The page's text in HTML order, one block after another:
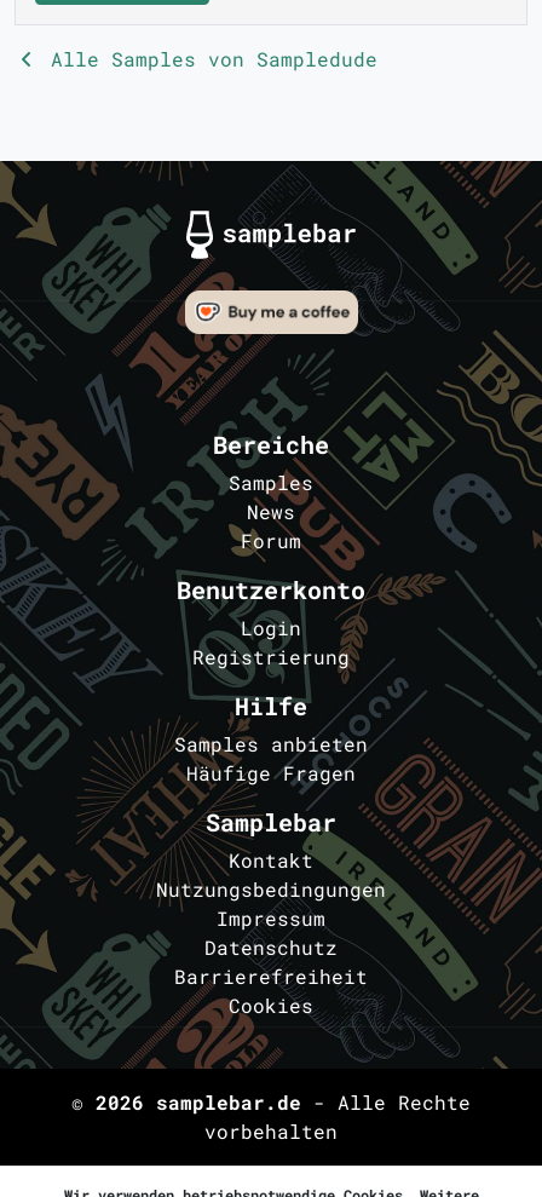
Alle Samples von Sampledude
Bereiche
Samples
News
Forum
Benutzerkonto
Login
Registrierung
Hilfe
Samples anbieten
Häufige Fragen
Samplebar
Kontakt
Nutzungsbedingungen
Impressum
Datenschutz
Barrierefreiheit
Cookies
© 2026 samplebar.de - Alle Rechte
vorbehalten